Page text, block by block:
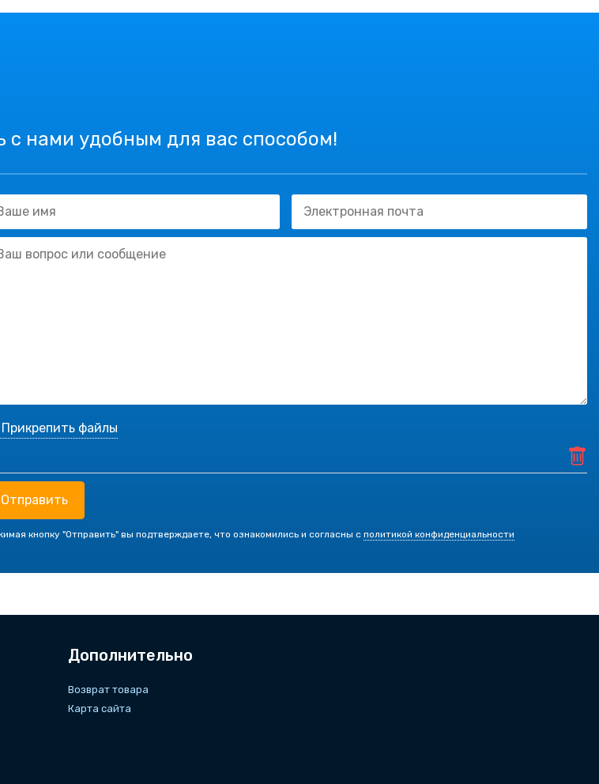
с нами удобным для вас способом!
Прикрепить файлы
Отправить
кнопку "Отправить" вы подтверждаете, что ознакомились и согласны с политикой конфиденциальности
Дополнительно
Возврат товара
Карта сайта